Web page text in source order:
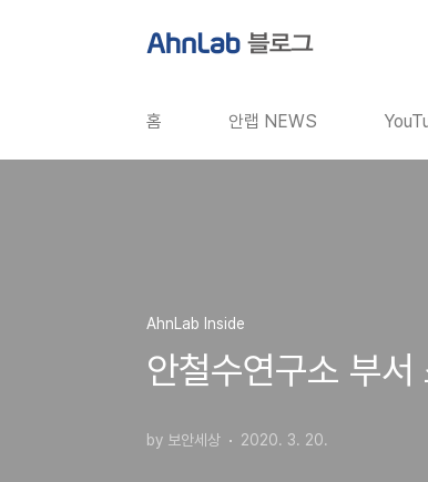
홈 안랩 NEWS
AhnLab Inside
안철수연구소 부
by 보안세상 2020. 3. 20.